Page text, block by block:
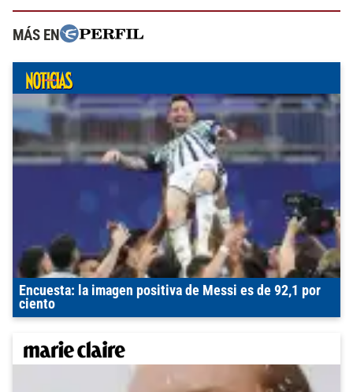
MÁS EN
Encuesta: la imagen positiva de Messi es de 92,1 por
ciento